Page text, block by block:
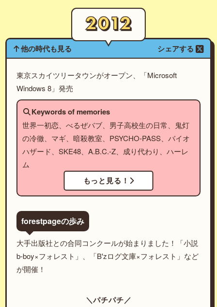
他の時代も見る シェアする
東京スカイツリータウンがオープン、「Microsoft
Windows 8」発売
Keywords of memories
世界一初恋、べるぜバブ、男子高校生の日常、鬼灯
の冷徹、マギ、暗殺教室、PSYCHO-PASS、バイオ
ハザード、SKE48、A.B.C.-Z、成り代わり、ハーレ
ム
もっと見る！
forestpageの歩み
大手出版社との合同コンクールが始まりました！「小説
b-boy×フォレスト」、「B'zログ文庫×フォレスト」など
が開催！
＼パチパチ／